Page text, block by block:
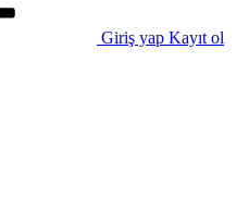
Giriş yap Kayıt ol